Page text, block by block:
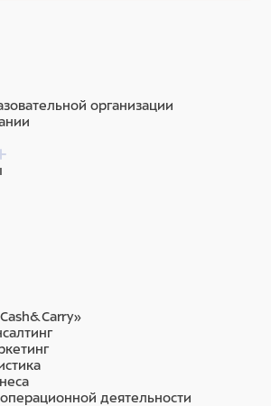
организации
деятельности